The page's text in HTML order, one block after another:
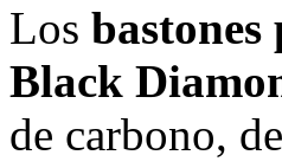
Los
Black
de carbono,